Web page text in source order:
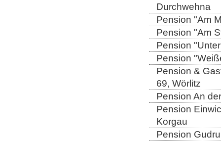
Durchwehna
Pension "Am
Pension "Am
Pension
Pension
Pension &
69, Wörlitz
Pension An
Pension
Korgau
Pension